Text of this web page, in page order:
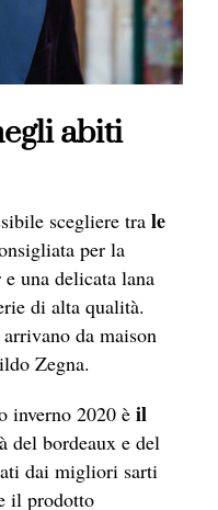
abiti
scegliere tra le
per la
una delicata lana
di alta qualità.
da maison
Zegna.
inverno 2020 è il
del bordeaux e del
dai migliori sarti
il prodotto